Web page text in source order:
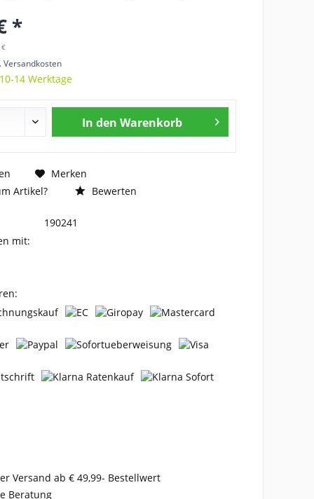
*
Versandkosten
14 Werktage
In den Warenkorb
Merken
Artikel?
Bewerten
190241
mit:
Versand ab € 49,99- Bestellwert
Beratung